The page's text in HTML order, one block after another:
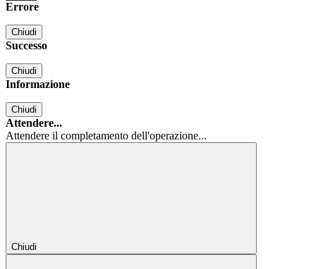
Errore
Chiudi
Successo
Chiudi
Informazione
Chiudi
Attendere...
Attendere il completamento dell'operazione...
Chiudi